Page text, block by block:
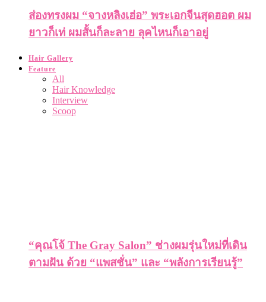
ส่องทรงผม “จางหลิงเฮ่อ” พระเอกจีนสุดฮอต ผม
ยาวก็เท่ ผมสั้นก็ละลาย ลุคไหนก็เอาอยู่
Hair Gallery
Feature
All
Hair Knowledge
Interview
Scoop
“คุณโจ้ The Gray Salon” ช่างผมรุ่นใหม่ที่เดิน
ตามฝัน ด้วย “แพสชั่น” และ “พลังการเรียนรู้”